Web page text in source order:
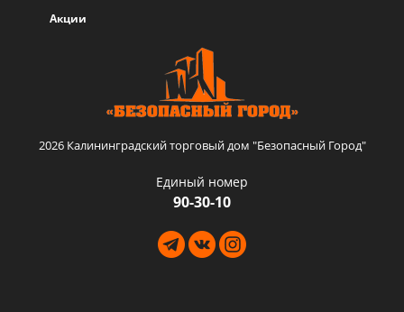
Акции
2026 Калининградский торговый дом "Безопасный Город"
Единый номер
90-30-10